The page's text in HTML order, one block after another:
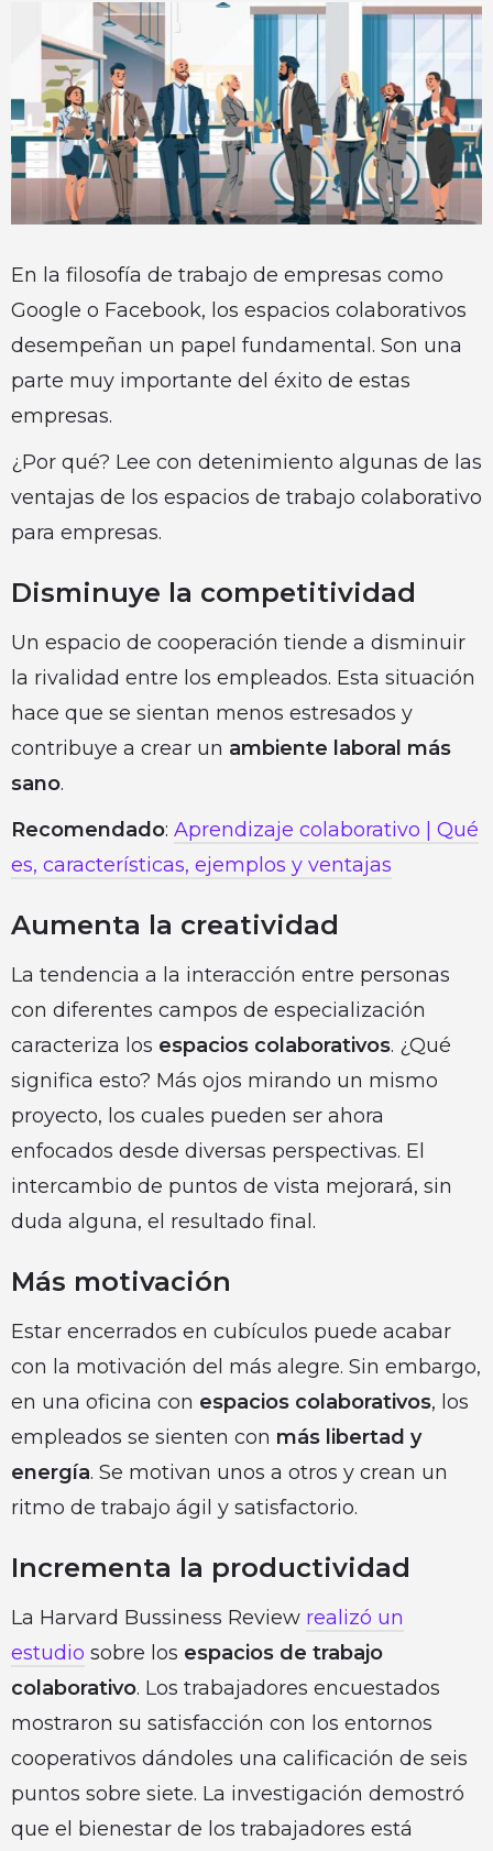
En la filosofía de trabajo de empresas como
Google o Facebook, los espacios colaborativos
desempeñan un papel fundamental. Son una
parte muy importante del éxito de estas
empresas.
¿Por qué? Lee con detenimiento algunas de las
ventajas de los espacios de trabajo colaborativo
para empresas.
Disminuye la competitividad
Un espacio de cooperación tiende a disminuir
la rivalidad entre los empleados. Esta situación
hace que se sientan menos estresados y
contribuye a crear un ambiente laboral más
sano.
Recomendado: Aprendizaje colaborativo | Qué
es, características, ejemplos y ventajas
Aumenta la creatividad
La tendencia a la interacción entre personas
con diferentes campos de especialización
caracteriza los espacios colaborativos. ¿Qué
significa esto? Más ojos mirando un mismo
proyecto, los cuales pueden ser ahora
enfocados desde diversas perspectivas. El
intercambio de puntos de vista mejorará, sin
duda alguna, el resultado final.
Más motivación
Estar encerrados en cubículos puede acabar
con la motivación del más alegre. Sin embargo,
en una oficina con espacios colaborativos, los
empleados se sienten con más libertad y
energía. Se motivan unos a otros y crean un
ritmo de trabajo ágil y satisfactorio.
Incrementa la productividad
La Harvard Bussiness Review realizó un
estudio sobre los espacios de trabajo
colaborativo. Los trabajadores encuestados
mostraron su satisfacción con los entornos
cooperativos dándoles una calificación de seis
puntos sobre siete. La investigación demostró
que el bienestar de los trabajadores está